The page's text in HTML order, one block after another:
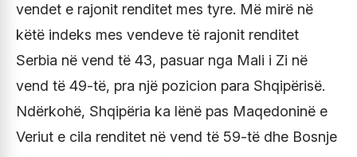
vendet e rajonit renditet mes tyre. Më mirë në
këtë indeks mes vendeve të rajonit renditet
Serbia në vend të 43, pasuar nga Mali i Zi në
vend të 49-të, pra një pozicion para Shqipërisë.
Ndërkohë, Shqipëria ka lënë pas Maqedoninë e
Veriut e cila renditet në vend të 59-të dhe Bosnje